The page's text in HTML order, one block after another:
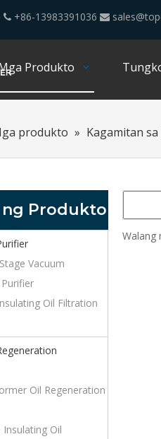
 +86-13983391036 
Produkto
produkto » Kagamitan
ng Produkto
Vacuum
Oil Filtration
Oil Regeneration
Oil
Walang